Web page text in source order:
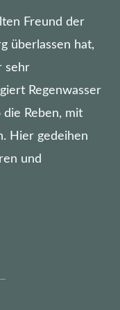
Freund der
überlassen hat,
sehr
Regenwasser
Reben, mit
Hier gedeihen
und